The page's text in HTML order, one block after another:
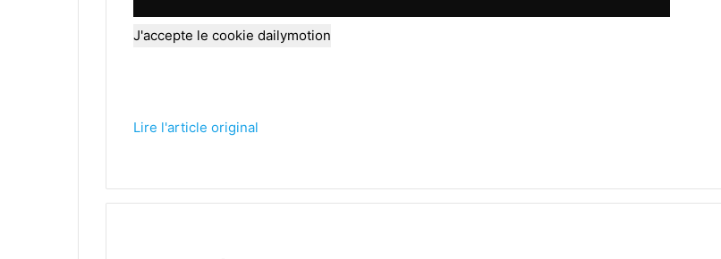
J'accepte le cookie dailymotion
Lire l'article original